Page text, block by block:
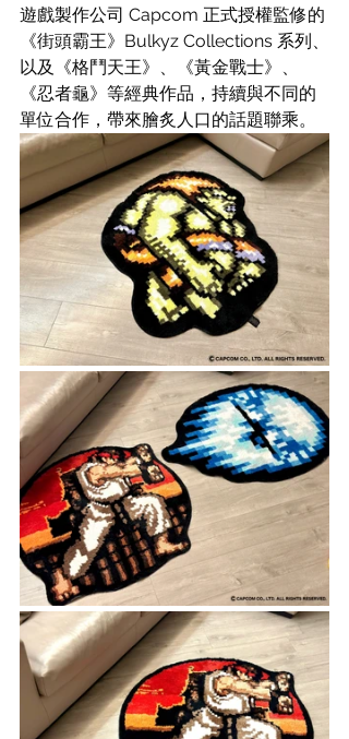
遊戲製作公司 Capcom 正式授權監修的
《街頭霸王》Bulkyz Collections 系列、
以及《格鬥天王》、《黃金戰士》、
《忍者龜》等經典作品，持續與不同的
單位合作，帶來膾炙人口的話題聯乘。